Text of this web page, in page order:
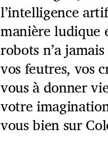
l’intelligence
manière ludique
robots n’a
vos feutres, vos
vous à donner
votre
vous bien sur